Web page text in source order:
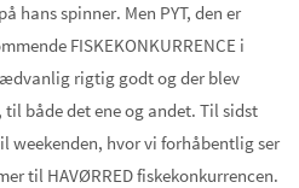
hans spinner. Men PYT, den er
FISKEKONKURRENCE i
rigtig godt og der blev
til både det ene og andet. Til sidst
weekenden, hvor vi forhåbentlig ser
til HAVØRRED fiskekonkurrencen.